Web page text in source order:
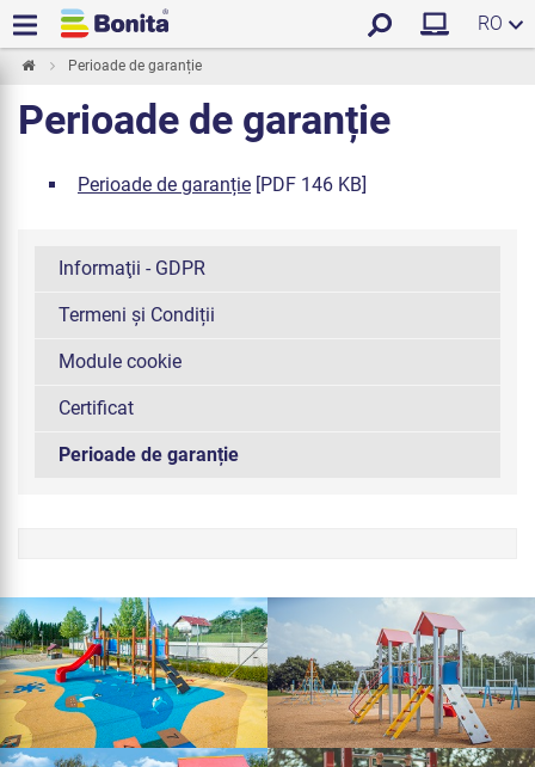
RO
Perioade de garanție
Perioade de garanție
Perioade de garanție [PDF 146 KB]
Informaţii - GDPR
Termeni și Condiții
Module cookie
Certificat
Perioade de garanție